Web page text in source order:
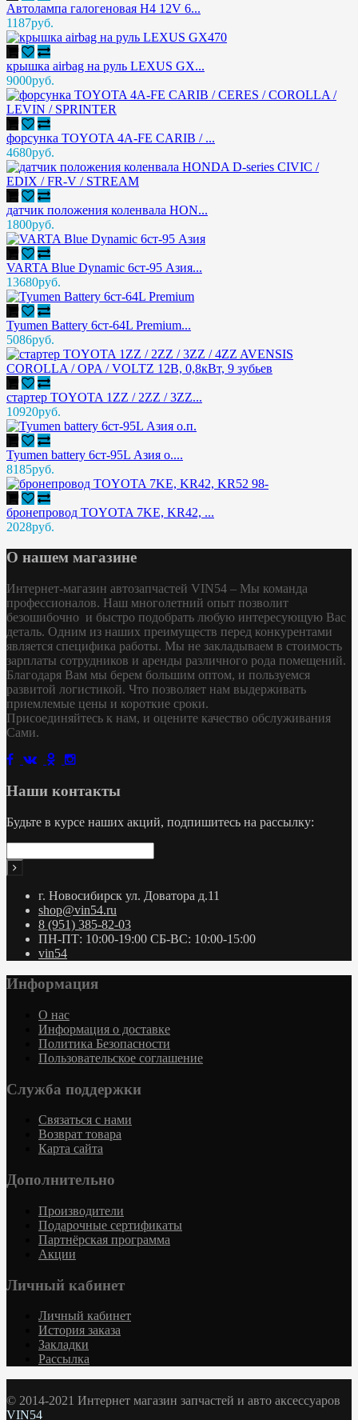
Автолампа галогеновая H4 12V 6...
1187руб.
крышка airbag на руль LEXUS GX...
9000руб.
форсунка TOYOTA 4A-FE CARIB / ...
4680руб.
датчик положения коленвала HON...
1800руб.
VARTA Blue Dynamic 6ст-95 Азия...
13680руб.
Tyumen Battery 6ст-64L Premium...
5086руб.
стартер TOYOTA 1ZZ / 2ZZ / 3ZZ...
10920руб.
Tyumen battery 6ст-95L Азия о....
8185руб.
бронепровод TOYOTA 7KE, KR42, ...
2028руб.
О нашем магазине
Интернет-магазин автозапчастей VIN54 – Мы команда
профессионалов. Наш многолетний опыт позволит
безошибочно и быстро подобрать любую интересующую Вас
деталь. Одним из наших преимуществ перед конкурентами
является специфика работы. Мы не закладываем в стоимость
зарплаты сотрудников и аренды различного рода помещений.
Благодаря Вам мы берем большим оптом, и пользуемся
развитой логистикой. Что позволяет нам выдерживать
приемлемые цены и короткие сроки.
Присоединяйтесь к нам, и оцените качество обслуживания
Сами.
Наши контакты
Будьте в курсе наших акций, подпишитесь на рассылку:
г. Новосибирск ул. Доватора д.11
shop@vin54.ru
8 (951) 385-82-03
ПН-ПТ: 10:00-19:00 СБ-ВС: 10:00-15:00
vin54
Информация
О нас
Информация о доставке
Политика Безопасности
Пользовательское соглашение
Служба поддержки
Связаться с нами
Возврат товара
Карта сайта
Дополнительно
Производители
Подарочные сертификаты
Партнёрская программа
Акции
Личный кабинет
Личный кабинет
История заказа
Закладки
Рассылка
© 2014-2021 Интернет магазин запчастей и авто аксессуаров
VIN54